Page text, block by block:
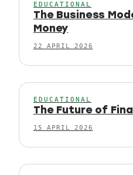
EDUCATIONAL
The Business
Money
22 APRIL 2026
EDUCATIONAL
The Future of
15 APRIL 2026